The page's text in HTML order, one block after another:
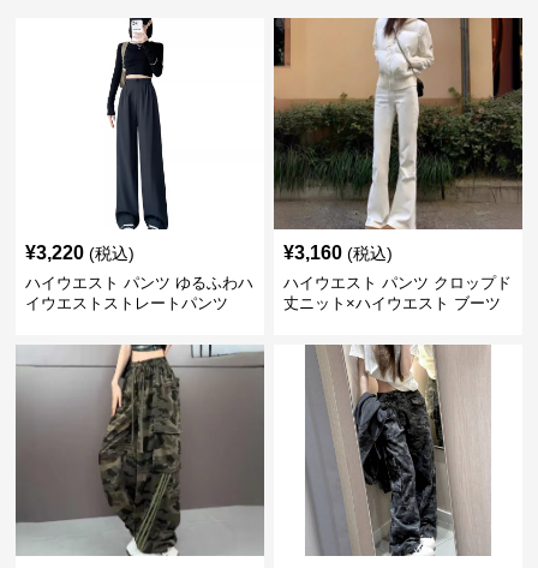
¥3,220 (税込)
ハイウエスト パンツ ゆるふわハ
イウエストストレートパンツ
¥3,160 (税込)
ハイウエスト パンツ クロップド
丈ニット×ハイウエスト ブーツ